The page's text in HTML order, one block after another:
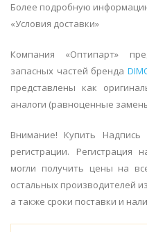
Более подробную
«Условия доставки»
Компания «Оптипарт»
запасных частей бренда
представлены как
аналоги (равноценные
Внимание! Купить Надпись
регистрации.
могли получить цены на
остальных производителей
а также сроки поставки и